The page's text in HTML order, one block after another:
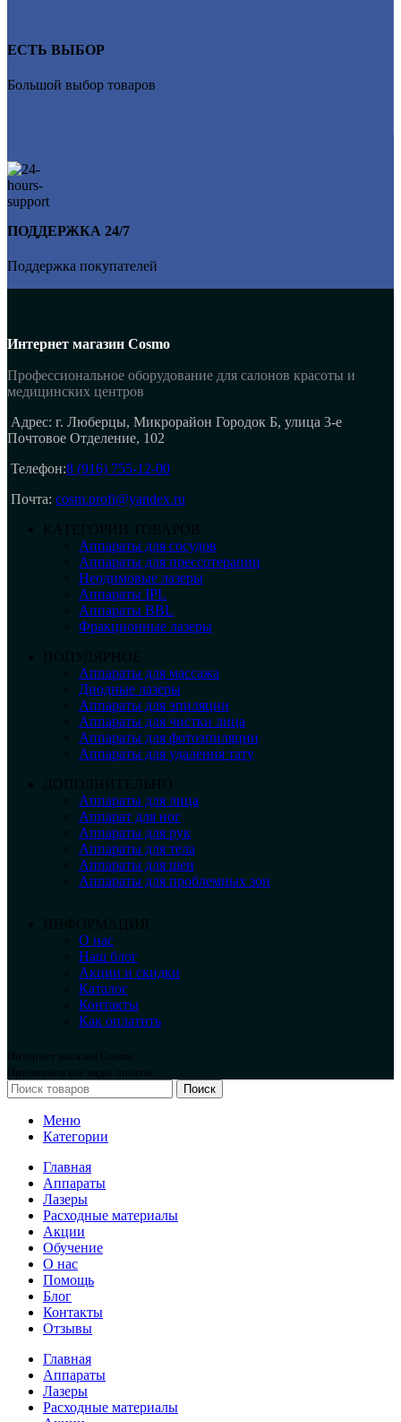
ЕСТЬ ВЫБОР
Большой выбор товаров
ПОДДЕРЖКА 24/7
Поддержка покупателей
Интернет магазин Cosmo
Профессиональное оборудование для салонов красоты и
медицинских центров
Адрес: г. Люберцы, Микрорайон Городок Б, улица 3-е
Почтовое Отделение, 102
Телефон:8 (916) 755-12-00
Почта: cosm.profi@yandex.ru
КАТЕГОРИИ ТОВАРОВ
Аппараты для сосудов
Аппараты для прессотерапии
Неодимовые лазеры
Аппараты IPL
Аппараты BBL
Фракционные лазеры
ПОПУЛЯРНОЕ
Аппараты для массажа
Диодные лазеры
Аппараты для эпиляции
Аппараты для чистки лица
Аппараты для фотоэпиляции
Аппараты для удаления тату
ДОПОЛНИТЕЛЬНО
Аппараты для лица
Аппарат для ног
Аппараты для рук
Аппараты для тела
Аппараты для шеи
Аппараты для проблемных зон
ИНФОРМАЦИЯ
О нас
Наш блог
Акции и скидки
Каталог
Контакты
Как оплатить
Интернет магазин Cosmo
Принимаем все виды оплаты.
Поиск
Меню
Категории
Главная
Аппараты
Лазеры
Расходные материалы
Акции
Обучение
О нас
Помощь
Блог
Контакты
Отзывы
Главная
Аппараты
Лазеры
Расходные материалы